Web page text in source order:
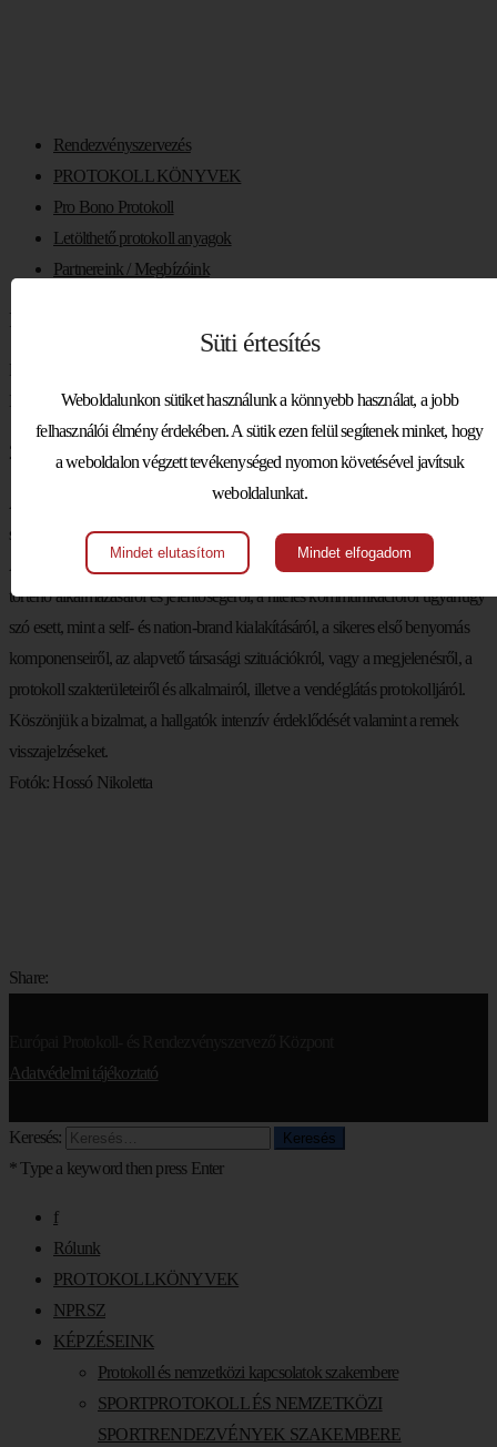
Rendezvényszervezés
PROTOKOLL KÖNYVEK
Pro Bono Protokoll
Letölthető protokoll anyagok
Partnereink / Megbízóink
PROTOKOLL A VEZETŐKÉPZŐ AKADÉMIÁN
Posted by europrotokoll
Intenzív tréninget tartottunk az MCC-n
2023. április 15.
Az MCC Vezetőképző Akadémia felkérésére áprilisban tartott interaktív
szemináriumotHossóNikoletta.
A tréningen a 21.századi protokoll szerepéről, a nemzetközi kapcsolatokban
történő alkalmazásáról és jelentőségéről, a hiteles kommunikációról ugyanúgy
szó esett, mint a self- és nation-brand kialakításáról, a sikeres első benyomás
komponenseiről, az alapvető társasági szituációkról, vagy a megjelenésről, a
protokoll szakterületeiről és alkalmairól, illetve a vendéglátás protokolljáról.
Köszönjük a bizalmat, a hallgatók intenzív érdeklődését valamint a remek
visszajelzéseket.
Fotók: Hossó Nikoletta
Share:
Adatvédelmi tájékoztató
Keresés:
* Type a keyword then press Enter
f
Rólunk
PROTOKOLLKÖNYVEK
NPRSZ
KÉPZÉSEINK
Protokoll és nemzetközi kapcsolatok szakembere
SPORTPROTOKOLL ÉS NEMZETKÖZI
SPORTRENDEZVÉNYEK SZAKEMBERE
Süti értesítés
Weboldalunkon sütiket használunk a könnyebb használat, a jobb
felhasználói élmény érdekében. A sütik ezen felül segítenek minket, hogy
a weboldalon végzett tevékenységed nyomon követésével javítsuk
weboldalunkat.
Mindet elutasítom Mindet elfogadom